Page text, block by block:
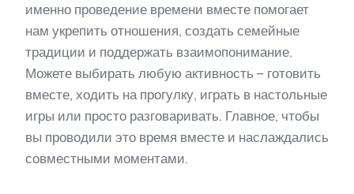
именно проведение времени вместе помогает
нам укрепить отношения, создать семейные
традиции и поддержать взаимопонимание.
Можете выбирать любую активность – готовить
вместе, ходить на прогулку, играть в настольные
игры или просто разговаривать. Главное, чтобы
вы проводили это время вместе и наслаждались
совместными моментами.